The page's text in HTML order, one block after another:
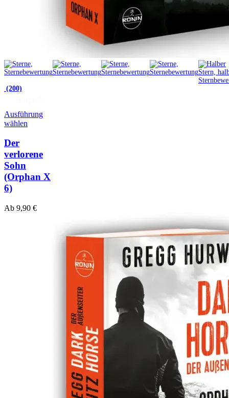
(200)
Ausführung
wählen
Der
verlorene
Sohn
(Orphan X
6)
Ab 9,90 €